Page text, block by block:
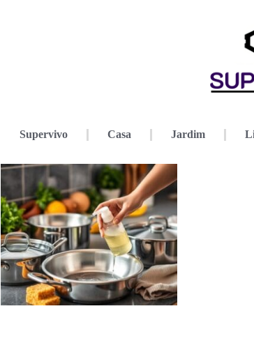
Supervivo Casa Jardim